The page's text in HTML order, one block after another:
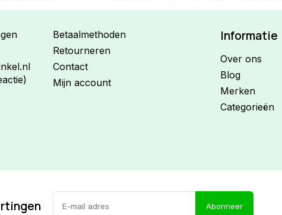
Betaalmethoden
Retourneren
Contact
Mijn account
Informatie
Over ons
Blog
Merken
Categorieën
Abonneer